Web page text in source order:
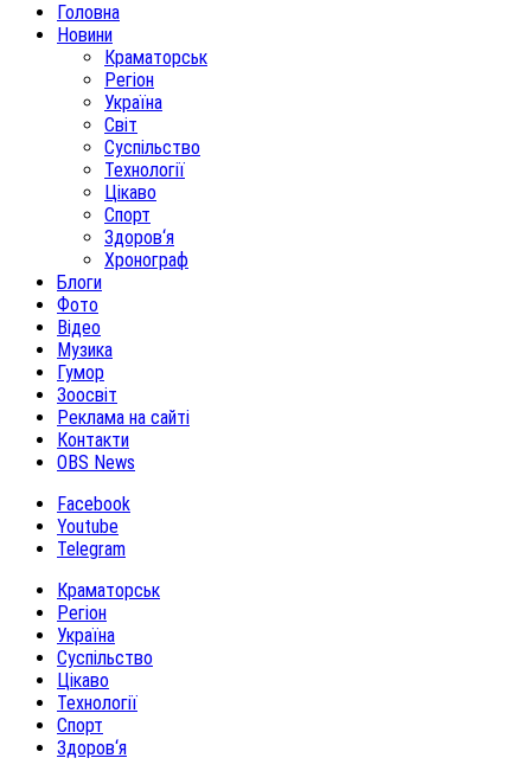
Головна
Новини
Краматорськ
Регіон
Україна
Світ
Суспільство
Технології
Цікаво
Спорт
Здоров‘я
Хронограф
Блоги
Фото
Відео
Музика
Гумор
Зоосвіт
Реклама на сайті
Контакти
OBS News
Facebook
Youtube
Telegram
Краматорськ
Регіон
Україна
Суспільство
Цікаво
Технології
Спорт
Здоров‘я